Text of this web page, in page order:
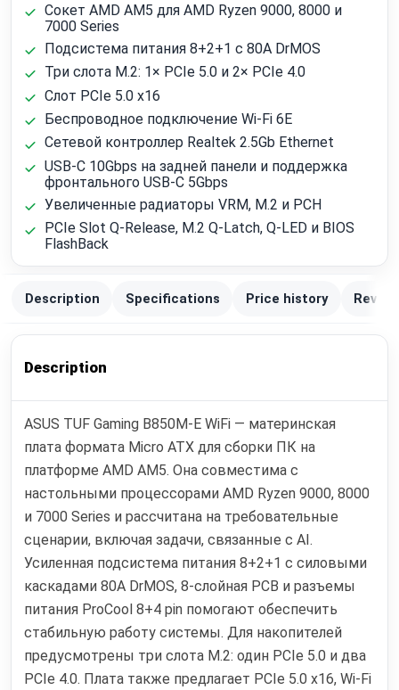
Сокет AMD AM5 для AMD Ryzen 9000, 8000 и
7000 Series
Подсистема питания 8+2+1 с 80A DrMOS
Три слота M.2: 1× PCIe 5.0 и 2× PCIe 4.0
Слот PCIe 5.0 x16
Беспроводное подключение Wi-Fi 6E
Сетевой контроллер Realtek 2.5Gb Ethernet
USB-C 10Gbps на задней панели и поддержка
фронтального USB-C 5Gbps
Увеличенные радиаторы VRM, M.2 и PCH
PCIe Slot Q-Release, M.2 Q-Latch, Q-LED и BIOS
FlashBack
Description Specifications Price history
Description
ASUS TUF Gaming B850M-E WiFi — материнская
плата формата Micro ATX для сборки ПК на
платформе AMD AM5. Она совместима с
настольными процессорами AMD Ryzen 9000, 8000
и 7000 Series и рассчитана на требовательные
сценарии, включая задачи, связанные с AI.
Усиленная подсистема питания 8+2+1 с силовыми
каскадами 80A DrMOS, 8-слойная PCB и разъемы
питания ProCool 8+4 pin помогают обеспечить
стабильную работу системы. Для накопителей
предусмотрены три слота M.2: один PCIe 5.0 и два
PCIe 4.0. Плата также предлагает PCIe 5.0 x16, Wi-Fi